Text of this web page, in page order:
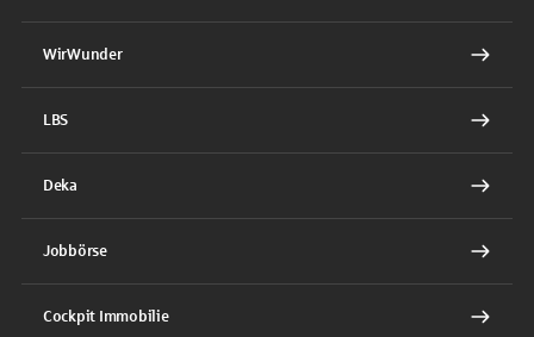
WirWunder
LBS
Deka
Jobbörse
Cockpit Immobilie